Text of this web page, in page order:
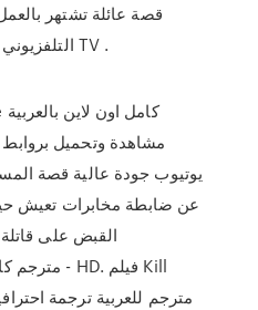
قصة عائلة تشتهر
التلفزيوني بدون تقطيع على الفن تايم TV .
مشاهدة وتحميل
عن ضابطة مخابرات تعيش
القبض على